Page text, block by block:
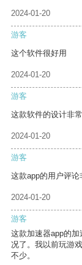
2024-01-20
游客
这个软件很好用
2024-01-20
游客
这款软件的设计非
2024-01-20
游客
这款app的用户评论
2024-01-20
游客
这款加速器app的
况了。我以前玩游
不少。